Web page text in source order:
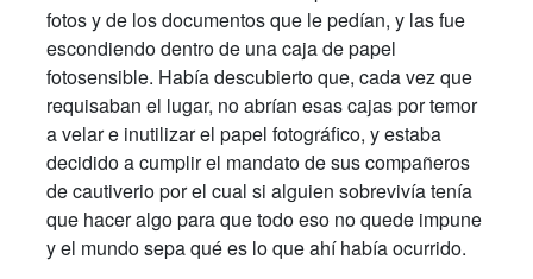
fotos y de los documentos que le pedían, y las fue
escondiendo dentro de una caja de papel
fotosensible. Había descubierto que, cada vez que
requisaban el lugar, no abrían esas cajas por temor
a velar e inutilizar el papel fotográfico, y estaba
decidido a cumplir el mandato de sus compañeros
de cautiverio por el cual si alguien sobrevivía tenía
que hacer algo para que todo eso no quede impune
y el mundo sepa qué es lo que ahí había ocurrido.